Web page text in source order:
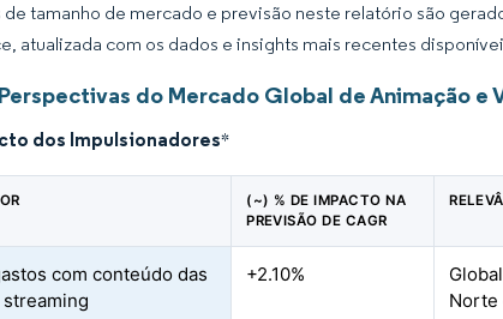
de tamanho de mercado e previsão neste relatório são
atualizada com os dados e insights mais recentes
do Mercado Global de Animação e
dos Impulsionadores*
(~) % DE IMPACTO NA
PREVISÃO DE CAGR
com conteúdo das
+2.10%
Norte